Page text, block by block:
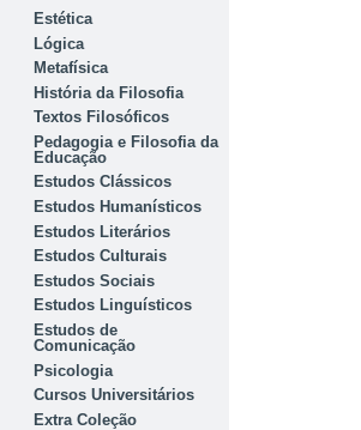
Estética
Lógica
Metafísica
História da Filosofia
Textos Filosóficos
Pedagogia e Filosofia da
Educação
Estudos Clássicos
Estudos Humanísticos
Estudos Literários
Estudos Culturais
Estudos Sociais
Estudos Linguísticos
Estudos de
Comunicação
Psicologia
Cursos Universitários
Extra Coleção